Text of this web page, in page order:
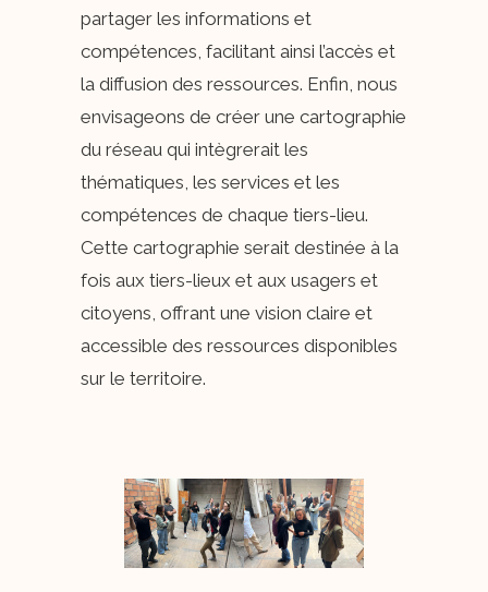
partager les informations et
compétences, facilitant ainsi l’accès et
la diffusion des ressources. Enfin, nous
envisageons de créer une cartographie
du réseau qui intègrerait les
thématiques, les services et les
compétences de chaque tiers-lieu.
Cette cartographie serait destinée à la
fois aux tiers-lieux et aux usagers et
citoyens, offrant une vision claire et
accessible des ressources disponibles
sur le territoire.